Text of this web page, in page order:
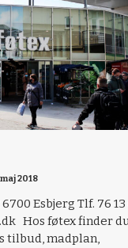
2018
Esbjerg Tlf. 76 13
Hos føtex finder
tilbud, madplan,